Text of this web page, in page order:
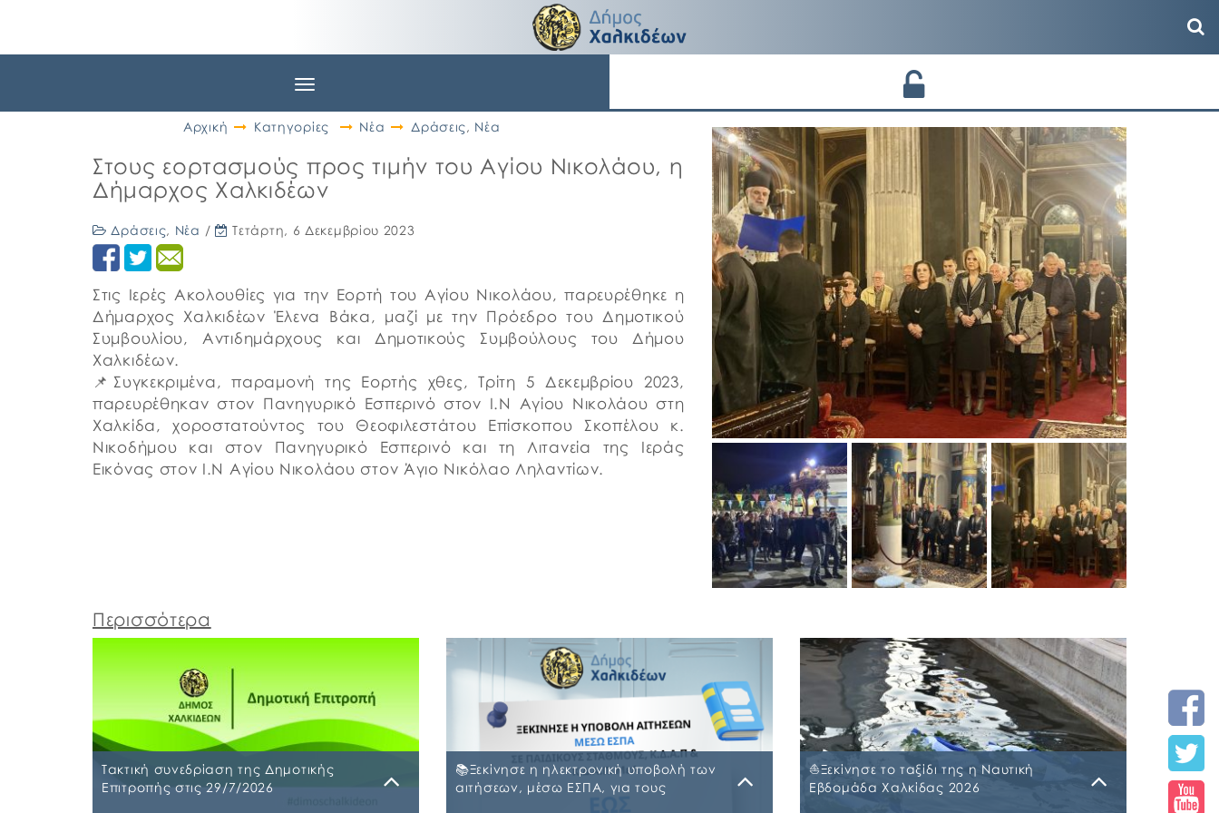
Toggle
Αρχική
Κατηγορίες Νέα Δράσεις, Νέα
Στους εορτασμούς προς τιμήν του Αγίου Νικολάου, η
Δήμαρχος Χαλκιδέων
Δράσεις, Νέα / Τετάρτη, 6 Δεκεμβρίου 2023
Στις Ιερές Ακολουθίες για την Εορτή του Αγίου Νικολάου, παρευρέθηκε η
Δήμαρχος Χαλκιδέων Έλενα Βάκα, μαζί με την Πρόεδρο του Δημοτικού
Συμβουλίου, Αντιδημάρχους και Δημοτικούς Συμβούλους του Δήμου
Χαλκιδέων.
📌Συγκεκριμένα, παραμονή της Εορτής χθες, Τρίτη 5 Δεκεμβρίου 2023,
παρευρέθηκαν στον Πανηγυρικό Εσπερινό στον Ι.Ν Αγίου Νικολάου στη
Χαλκίδα, χοροστατούντος του Θεοφιλεστάτου Επίσκοπου Σκοπέλου κ.
Νικοδήμου και στον Πανηγυρικό Εσπερινό και τη Λιτανεία της Ιεράς
Εικόνας στον Ι.Ν Αγίου Νικολάου στον Άγιο Νικόλαο Ληλαντίων.
Περισσότερα
Τακτική συνεδρίαση της Δημοτικής
Επιτροπής στις 29/7/2026
📚Ξεκίνησε η ηλεκτρονική υποβολή των
αιτήσεων, μέσω ΕΣΠΑ, για τους
⛵️Ξεκίνησε το ταξίδι της η Ναυτική
Εβδομάδα Χαλκίδας 2026